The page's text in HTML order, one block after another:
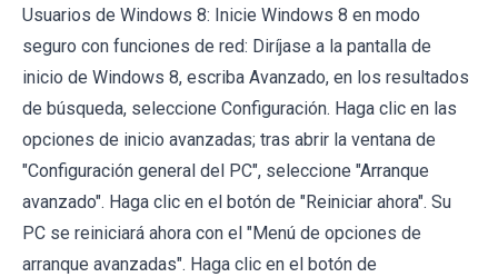
Usuarios de Windows 8: Inicie Windows 8 en modo
seguro con funciones de red: Diríjase a la pantalla de
inicio de Windows 8, escriba Avanzado, en los resultados
de búsqueda, seleccione Configuración. Haga clic en las
opciones de inicio avanzadas; tras abrir la ventana de
"Configuración general del PC", seleccione "Arranque
avanzado". Haga clic en el botón de "Reiniciar ahora". Su
PC se reiniciará ahora con el "Menú de opciones de
arranque avanzadas". Haga clic en el botón de